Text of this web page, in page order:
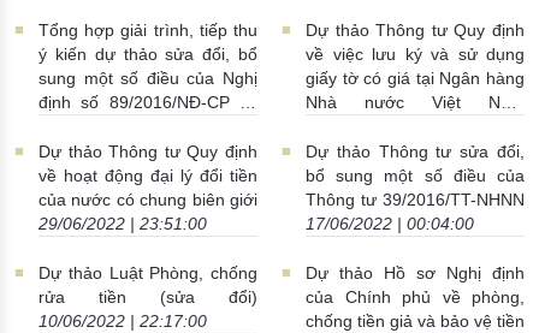
Tổng hợp giải trình, tiếp thu
ý kiến dự thảo sửa đổi, bổ
sung một số điều của Nghị
định số 89/2016/NĐ-CP và
06/07/2022 | 23:36:00
Dự thảo Thông tư Quy định
về việc lưu ký và sử dụng
giấy tờ có giá tại Ngân hàng
Nhà nước Việt Nam
Dự thảo Thông tư Quy định
về hoạt động đại lý đổi tiền
của nước có chung biên giới
29/06/2022 | 23:51:00
Dự thảo Thông tư sửa đổi,
bổ sung một số điều của
Thông tư 39/2016/TT-NHNN
17/06/2022 | 00:04:00
Dự thảo Luật Phòng, chống
rửa tiền (sửa đổi)
10/06/2022 | 22:17:00
Dự thảo Hồ sơ Nghị định
của Chính phủ về phòng,
chống tiền giả và bảo vệ tiền